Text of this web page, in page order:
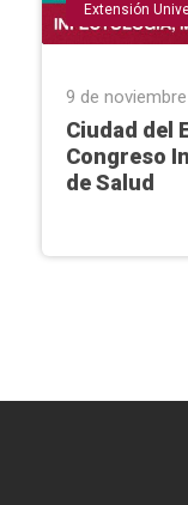
Extensión
9 de
Ciudad del
Congreso
de Salud